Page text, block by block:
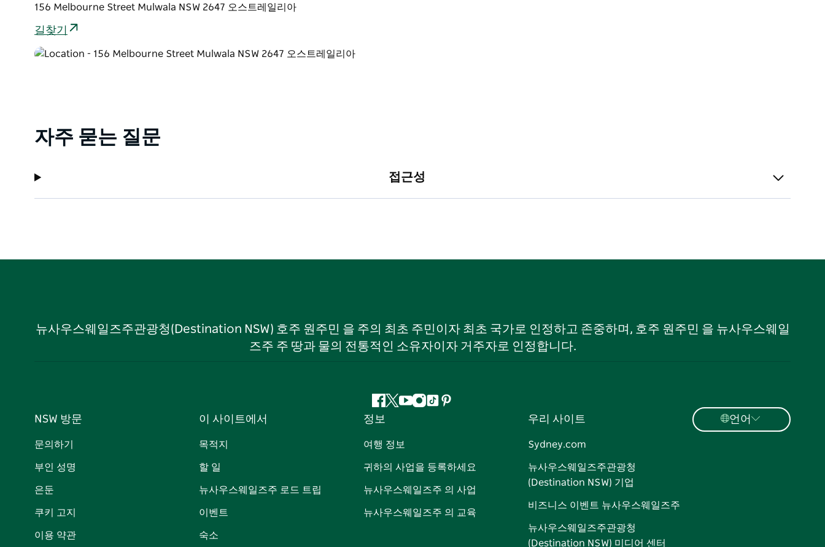
156 Melbourne Street Mulwala NSW 2647 오스트레일리아
길찾기
자주 묻는 질문
접근성
뉴사우스웨일즈주관광청(Destination NSW) 호주 원주민 을 주의 최초 주민이자 최초 국가로 인정하고 존중하며, 호주 원주민 을 뉴사우스웨일
즈주 주 땅과 물의 전통적인 소유자이자 거주자로 인정합니다.
페
이
지 유 인
램
틱
핀
트
NSW 방문
문의하기
부인 성명
은둔
쿠키 고지
이용 약관
이 사이트에서
목적지
할 일
뉴사우스웨일즈주 로드 트립
이벤트
숙소
정보
여행 정보
귀하의 사업을 등록하세요
뉴사우스웨일즈주 의 사업
뉴사우스웨일즈주 의 교육
우리 사이트
Sydney.com
뉴사우스웨일즈주관광청
(Destination NSW) 기업
비즈니스 이벤트 뉴사우스웨일즈주
뉴사우스웨일즈주관광청
(Destination NSW) 미디어 센터
언어